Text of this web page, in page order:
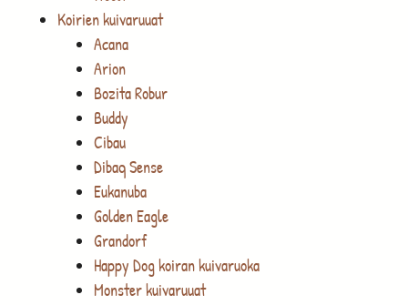
Koirien kuivaruuat
Acana
Arion
Bozita Robur
Buddy
Cibau
Dibaq Sense
Eukanuba
Golden Eagle
Grandorf
Happy Dog koiran kuivaruoka
Monster kuivaruuat